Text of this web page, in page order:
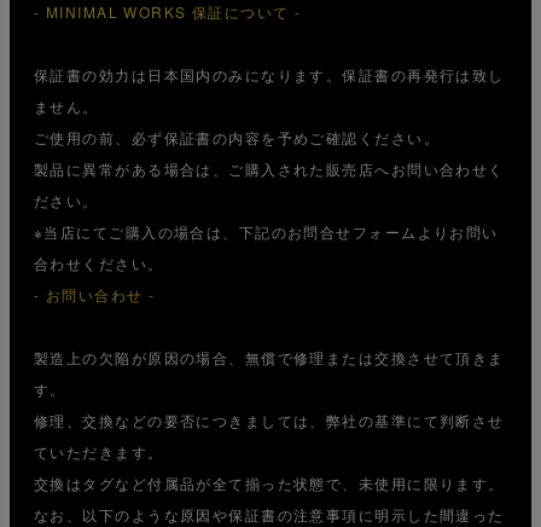
- MINIMAL WORKS 保証について -
保証書の効力は日本国内のみになります。保証書の再発行は致し
ません。
ご使用の前、必ず保証書の内容を予めご確認ください。
製品に異常がある場合は、ご購入された販売店へお問い合わせく
ださい。
※当店にてご購入の場合は、下記のお問合せフォームよりお問い
合わせください。
- お問い合わせ -
製造上の欠陥が原因の場合、無償で修理または交換させて頂きま
す。
修理、交換などの要否につきましては、弊社の基準にて判断させ
ていただきます。
交換はタグなど付属品が全て揃った状態で、未使用に限ります。
なお、以下のような原因や保証書の注意事項に明示した間違った